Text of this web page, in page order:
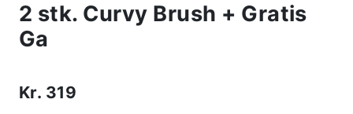
2 stk. Curvy Brush + Gratis
Ga
Kr. 319